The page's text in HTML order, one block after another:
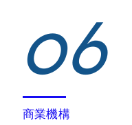
商業機構
06